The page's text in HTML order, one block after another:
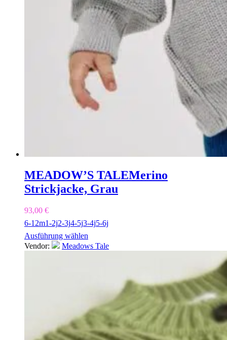
MEADOW’S TALEMerino
Strickjacke, Grau
93,00 €
6-12m1-2j2-3j4-5j3-4j5-6j
Ausführung wählen
Vendor:
Meadows Tale